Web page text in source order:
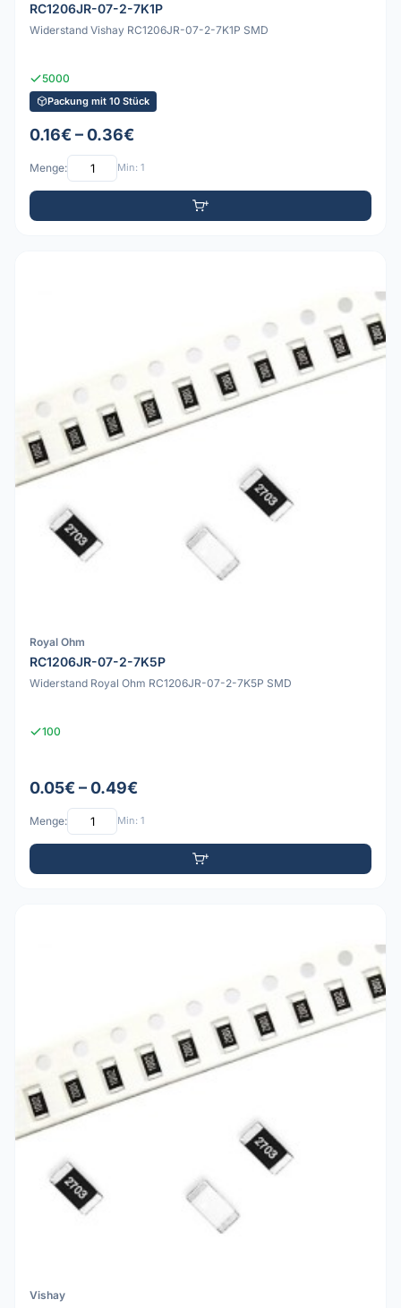
RC1206JR-07-2-7K1P
Widerstand Vishay RC1206JR-07-2-7K1P SMD
5000
Packung mit 10 Stück
0.16€ – 0.36€
Menge: Min: 1
Royal Ohm
RC1206JR-07-2-7K5P
Widerstand Royal Ohm RC1206JR-07-2-7K5P SMD
100
0.05€ – 0.49€
Menge: Min: 1
Vishay